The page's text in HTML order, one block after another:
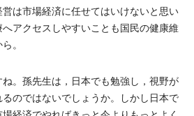
は市場経済に任せてはいけないと思い
アクセスしやすいことも国民の健康維
。
。孫先生は，日本でも勉強し，視野が
のではないでしょうか。しかし日本で